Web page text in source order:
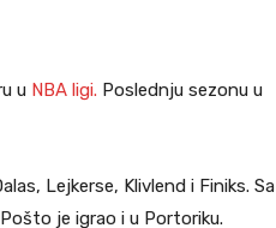
u NBA ligi. Poslednju sezonu u
Lejkerse, Klivlend i Finiks. Sa
je igrao i u Portoriku.